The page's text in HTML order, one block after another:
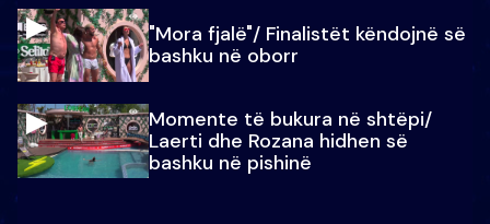
"Mora fjalë"/ Finalistët këndojnë së
bashku në oborr
Momente të bukura në shtëpi/
Laerti dhe Rozana hidhen së
bashku në pishinë